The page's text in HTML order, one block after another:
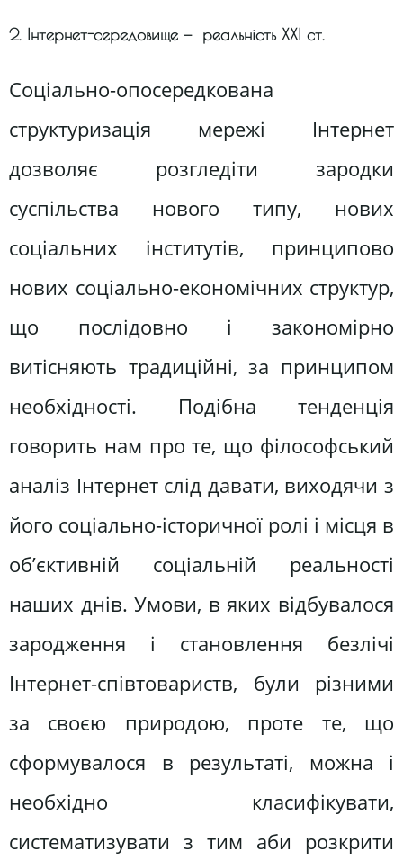
2. Інтернет-середовище — реальність ХХІ ст.
Соціально-опосередкована
структуризація мережі Інтернет
дозволяє розгледіти зародки
суспільства нового типу, нових
соціальних інститутів, принципово
нових соціально-економічних структур,
що послідовно і закономірно
витісняють традиційні, за принципом
необхідності. Подібна тенденція
говорить нам про те, що філософський
аналіз Інтернет слід давати, виходячи з
його соціально-історичної ролі і місця в
об’єктивній соціальній реальності
наших днів. Умови, в яких відбувалося
зародження і становлення безлічі
Інтернет-співтовариств, були різними
за своєю природою, проте те, що
сформувалося в результаті, можна і
необхідно класифікувати,
систематизувати з тим аби розкрити